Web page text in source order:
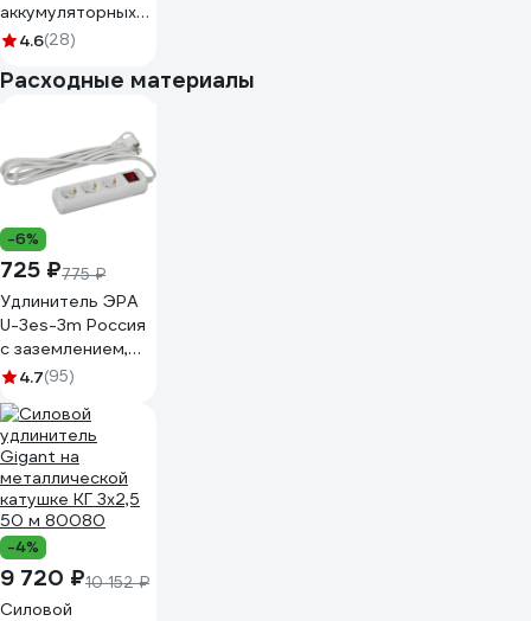
аккумуляторных
батарей JCB 18V,
E(57225)
4.6(28)
Расходные материалы
-6%
725 ₽775 ₽
Удлинитель ЭРА
U-3es-3m Россия
с заземлением,
3x1мм2, 16A, ПВС, с
Б0028378
4.7(95)
-4%
9 720 ₽10 152 ₽
Силовой